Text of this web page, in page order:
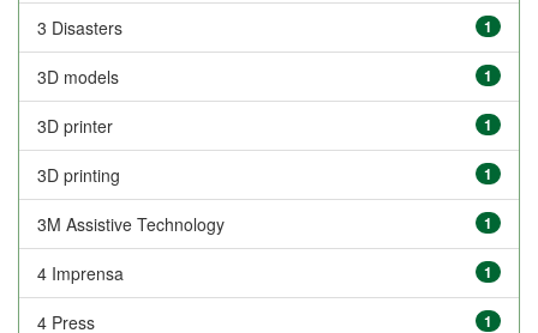
3 Disasters 1
3D models 1
3D printer 1
3D printing 1
3M Assistive Technology 1
4 Imprensa 1
4 Press 1